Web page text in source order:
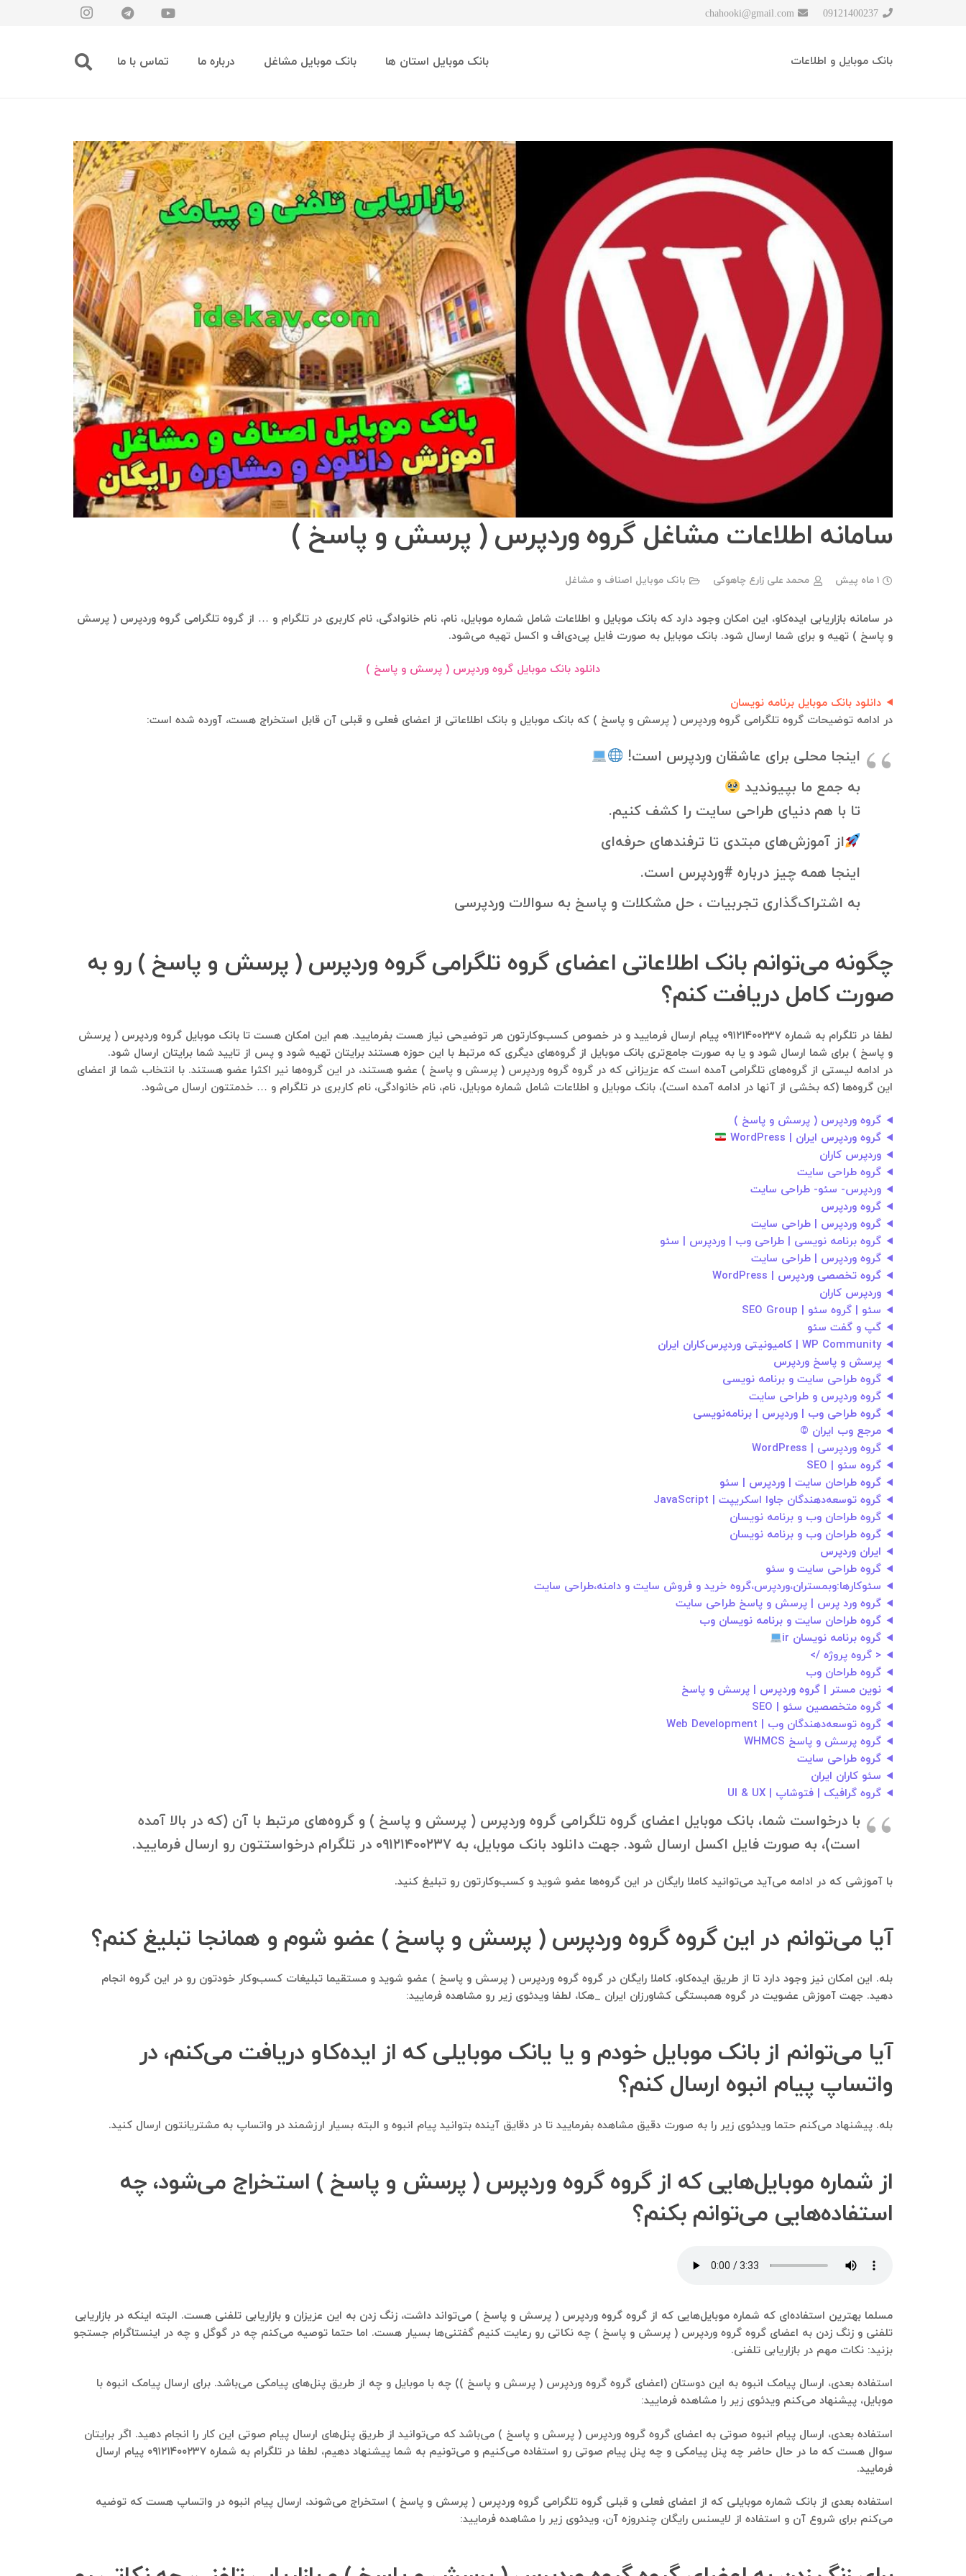
09121400237
chahooki@gmail.com
بانک موبایل و اطلاعات بانک موبایل استان ها بانک موبایل مشاغل درباره ما تماس با ما
سامانه اطلاعات مشاغل گروه وردپرس ( پرسش و‌ پاسخ )
1 ماه پیش محمد علی زارع چاهوکی بانک موبایل اصناف و مشاغل
در سامانه بازاریابی ایده‌کاو، این امکان وجود دارد که بانک موبایل و اطلاعات شامل شماره موبایل، نام، نام خانوادگی، نام کاربری در تلگرام و … از گروه تلگرامی گروه وردپرس ( پرسش
و‌ پاسخ ) تهیه و برای شما ارسال شود. بانک موبایل به صورت فایل پی‌دی‌اف و اکسل تهیه می‌شود.
دانلود بانک موبایل گروه وردپرس ( پرسش و‌ پاسخ )
دانلود بانک موبایل برنامه نویسان
در ادامه توضیحات گروه تلگرامی گروه وردپرس ( پرسش و‌ پاسخ ) که بانک موبایل و بانک اطلاعاتی از اعضای فعلی و قبلی آن قابل استخراج هست، آورده شده است:
اینجا محلی برای عاشقان وردپرس است!
به جمع ما بپیوندید
تا با هم دنیای طراحی سایت را کشف کنیم.
از آموزش‌های مبتدی تا ترفندهای حرفه‌ای
اینجا همه چیز درباره #وردپرس است.
به اشتراک‌گذاری تجربیات ، حل مشکلات و پاسخ به سوالات وردپرسی
چگونه می‌توانم بانک اطلاعاتی اعضای گروه تلگرامی گروه وردپرس ( پرسش و‌ پاسخ ) رو به
صورت کامل دریافت کنم؟
لطفا در تلگرام به شماره ۰۹۱۲۱۴۰۰۲۳۷ پیام ارسال فرمایید و در خصوص کسب‌وکارتون هر توضیحی نیاز هست بفرمایید. هم این امکان هست تا بانک موبایل گروه وردپرس ( پرسش
و‌ پاسخ ) برای شما ارسال شود و یا به صورت جامع‌تری بانک موبایل از گروه‌های دیگری که مرتبط با این حوزه هستند برایتان تهیه شود و پس از تایید شما برایتان ارسال شود.
در ادامه لیستی از گروه‌های تلگرامی آمده است که عزیزانی که در گروه گروه وردپرس ( پرسش و‌ پاسخ ) عضو هستند، در این گروه‌ها نیر اکثرا عضو هستند. با انتخاب شما از اعضای
این گروه‌ها (که بخشی از آنها در ادامه آمده است)، بانک موبایل و اطلاعات شامل شماره موبایل، نام، نام خانوادگی، نام کاربری در تلگرام و … خدمتتون ارسال می‌شود.
گروه وردپرس ( پرسش و‌ پاسخ )
گروه وردپرس ایران | WordPress
وردپرس کاران
گروه طراحی سایت
وردپرس- سئو- طراحی سایت
گروه وردپرس
گروه وردپرس | طراحی سایت
گروه برنامه نویسی | طراحی وب | وردپرس | سئو
گروه وردپرس | طراحی سایت
گروه تخصصی وردپرس | WordPress
وردپرس کاران
سئو | گروه سئو | SEO Group
گپ و گفت سئو
WP Community | کامیونیتی وردپرس‌کاران ایران
پرسش و پاسخ وردپرس
گروه طراحی سایت و برنامه نویسی
گروه وردپرس و طراحی سایت
گروه طراحی وب | وردپرس | برنامه‌نویسی
مرجع وب ایران ©
گروه وردپرسی | WordPress
گروه سئو | SEO
گروه طراحان سایت | وردپرس | سئو
گروه توسعه‌دهندگان جاوا اسکریپت | JavaScript
گروه طراحان وب و برنامه نویسان
گروه طراحان وب و برنامه نویسان
ایران وردپرس
گروه طراحی سایت و سئو
سئوکارها:وبمستران،وردپرس،گروه خرید و فروش سایت و دامنه،طراحی سایت
گروه ورد پرس | پرسش و پاسخ طراحی سایت
گروه طراحان سایت و برنامه نویسان وب
گروه برنامه نویسان ir
< گروه پروژه />
گروه طراحان وب
نوین مستر | گروه وردپرس | پرسش و پاسخ
گروه متخصصین سئو | SEO
گروه توسعه‌دهندگان وب | Web Development
گروه پرسش و پاسخ WHMCS
گروه طراحی سایت
سئو کاران ایران
گروه گرافیک | فتوشاپ | UI & UX
با درخواست شما، بانک موبایل اعضای گروه تلگرامی گروه وردپرس ( پرسش و‌ پاسخ ) و گروه‌های مرتبط با آن (که در بالا آمده
است)، به صورت فایل اکسل ارسال شود. جهت دانلود بانک موبایل، به ۰۹۱۲۱۴۰۰۲۳۷ در تلگرام درخواستتون رو ارسال فرمایید.
با آموزشی که در ادامه می‌آید می‌توانید کاملا رایگان در این گروه‌ها عضو شوید و کسب‌وکارتون رو تبلیغ کنید.
آیا می‌توانم در این گروه گروه وردپرس ( پرسش و‌ پاسخ ) عضو شوم و همانجا تبلیغ کنم؟
بله. این امکان نیز وجود دارد تا از طریق ایده‌کاو، کاملا رایگان در گروه گروه وردپرس ( پرسش و‌ پاسخ ) عضو شوید و مستقیما تبلیغات کسب‌وکار خودتون رو در این گروه انجام
دهید. جهت آموزش عضویت در گروه همبستگی کشاورزان ایران _هکا، لطفا ویدئوی زیر رو مشاهده فرمایید:
آیا می‌توانم از بانک موبایل خودم و یا یانک موبایلی که از ایده‌کاو دریافت می‌کنم، در
واتساپ پیام انبوه ارسال کنم؟
بله. پیشنهاد می‌کنم حتما ویدئوی زیر را به صورت دقیق مشاهده بفرمایید تا در دقایق آینده بتوانید پیام انبوه و البته بسیار ارزشمند در واتساپ به مشتریانتون ارسال کنید.
از شماره موبایل‌هایی که از گروه گروه وردپرس ( پرسش و‌ پاسخ ) استخراج می‌شود، چه
استفاده‌هایی می‌توانم بکنم؟
مسلما بهترین استفاده‌ای که شماره موبایل‌هایی که از گروه گروه وردپرس ( پرسش و‌ پاسخ ) می‌تواند داشت، زنگ زدن به این عزیزان و بازاریابی تلفنی هست. البته اینکه در بازاریابی
تلفنی و زنگ زدن به اعضای گروه گروه وردپرس ( پرسش و‌ پاسخ ) چه نکاتی رو رعایت کنیم گفتنی‌ها بسیار هست. اما حتما توصیه می‌کنم چه در گوگل و چه در اینستاگرام جستجو
بزنید: نکات مهم در بازاریابی تلفنی.
استفاده بعدی، ارسال پیامک انبوه به این دوستان (اعضای گروه گروه وردپرس ( پرسش و‌ پاسخ )) چه با موبایل و چه از طریق پنل‌های پیامکی می‌باشد. برای ارسال پیامک انبوه با
موبایل، پیشنهاد می‌کنم ویدئوی زیر را مشاهده فرمایید:
استفاده بعدی، ارسال پیام انبوه صوتی به اعضای گروه گروه وردپرس ( پرسش و‌ پاسخ ) می‌باشد که می‌توانید از طریق پنل‌های ارسال پیام صوتی این کار را انجام دهید. اگر برایتان
سوال هست که ما در حال حاضر چه پنل پیامکی و چه پنل پیام صوتی رو استفاده می‌کنیم و می‌تونیم به شما پیشنهاد دهیم، لطفا در تلگرام به شماره ۰۹۱۲۱۴۰۰۲۳۷ پیام ارسال
فرمایید.
استفاده بعدی از بانک شماره موبایلی که از اعضای فعلی و قبلی گروه تلگرامی گروه وردپرس ( پرسش و‌ پاسخ ) استخراج می‌شوند، ارسال پیام انبوه در واتساپ هست که توضیه
می‌کنم برای شروع آن و استفاده از لایسنس رایگان چندروزه آن، ویدئوی زیر را مشاهده فرمایید: